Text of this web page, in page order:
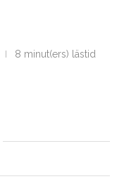
8 minut(ers) lästid